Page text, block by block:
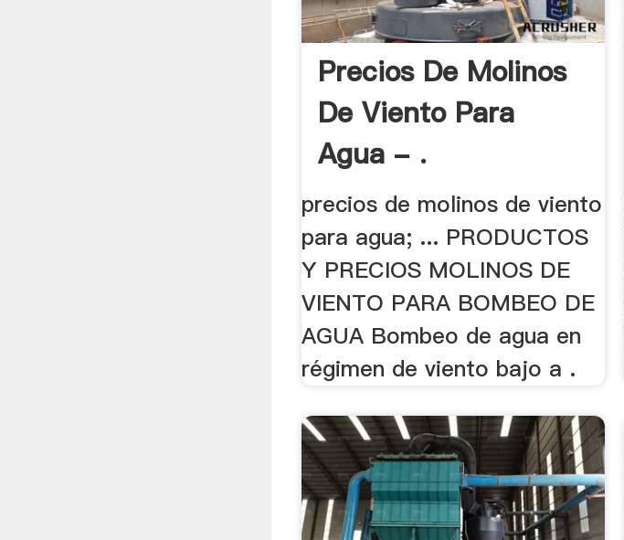
Precios De Molinos
De Viento Para
Agua - .
precios de molinos de viento
para agua; ... PRODUCTOS
Y PRECIOS MOLINOS DE
VIENTO PARA BOMBEO DE
AGUA Bombeo de agua en
régimen de viento bajo a .